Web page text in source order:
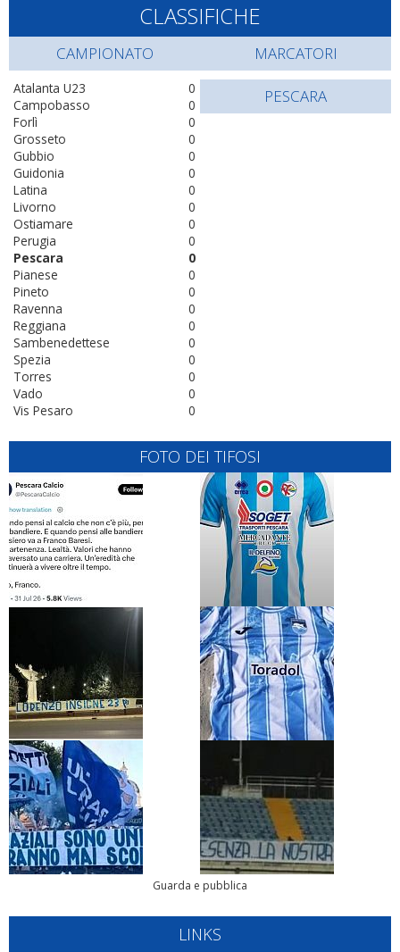
CLASSIFICHE
CAMPIONATO
0
Atalanta U23
0
Campobasso
0
Forlì
0
Grosseto
0
Gubbio
0
Guidonia
0
Latina
0
Livorno
0
Ostiamare
0
Perugia
0
Pescara
0
Pianese
0
Pineto
0
Ravenna
0
Reggiana
0
Sambenedettese
0
Spezia
0
Torres
0
Vado
0
Vis Pesaro
MARCATORI
PESCARA
FOTO DEI TIFOSI
Guarda e pubblica
LINKS